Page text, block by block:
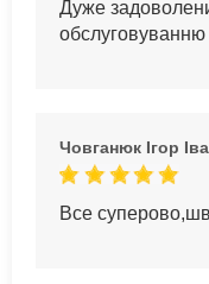
Дуже
обслуговуванню
Човганюк Ігор
Все